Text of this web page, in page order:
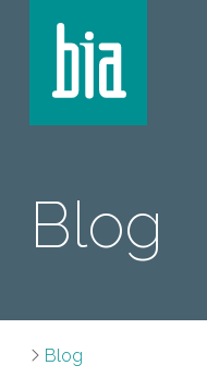
Blog
Blog